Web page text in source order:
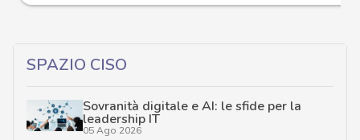
SPAZIO CISO
Sovranità digitale e AI: le sfide per la
leadership IT
05 Ago 2026